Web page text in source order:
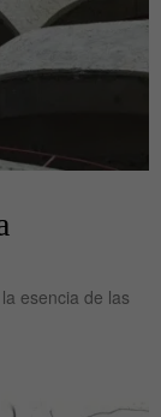
esencia de las